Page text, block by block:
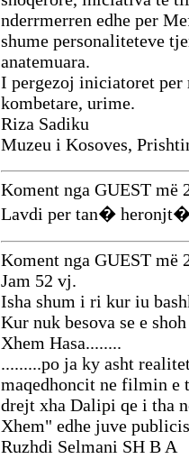
nderrmerren edhe per
shume personaliteteve
anatemuara.
I pergezoj iniciatoret
kombetare, urime.
Riza Sadiku
Muzeu i Kosoves,
Koment nga GUEST më
Lavdi per tan�
Koment nga GUEST më
Jam 52 vj.
Isha shum i ri kur iu
Kur nuk besova se e
Xhem Hasa........
.........po ja ky asht
maqedhoncit ne filmin e
drejt xha Dalipi qe i tha
Xhem" edhe juve
Ruzhdi Selmani SH B A